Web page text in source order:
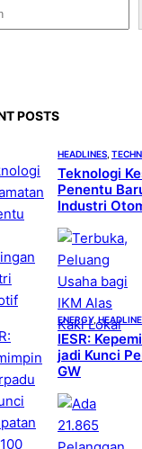
POSTS
HEADLINES
Teknologi
Penentu
Industri
ENERGY,
IESR:
jadi Kunci
GW